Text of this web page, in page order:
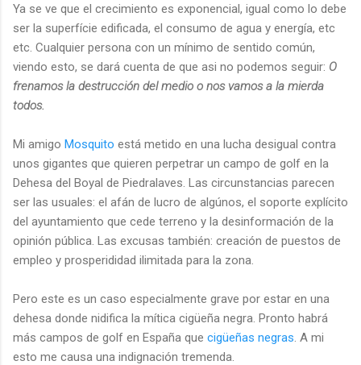
Ya se ve que el crecimiento es exponencial, igual como lo debe
ser la superfície edificada, el consumo de agua y energía, etc
etc. Cualquier persona con un mínimo de sentido común,
viendo esto, se dará cuenta de que asi no podemos seguir: O
frenamos la destrucción del medio o nos vamos a la mierda
todos.
Mi amigo Mosquito está metido en una lucha desigual contra
unos gigantes que quieren perpetrar un campo de golf en la
Dehesa del Boyal de Piedralaves. Las circunstancias parecen
ser las usuales: el afán de lucro de algúnos, el soporte explícito
del ayuntamiento que cede terreno y la desinformación de la
opinión pública. Las excusas también: creación de puestos de
empleo y prosperididad ilimitada para la zona.
Pero este es un caso especialmente grave por estar en una
dehesa donde nidifica la mítica cigüeña negra. Pronto habrá
más campos de golf en España que cigüeñas negras . A mi
esto me causa una indignación tremenda.